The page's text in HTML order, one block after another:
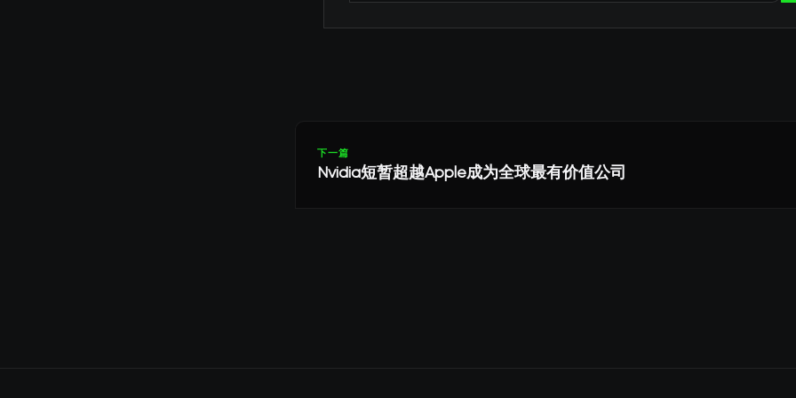
下一篇
Nvidia短暂超越Apple成为全球最有价值公司